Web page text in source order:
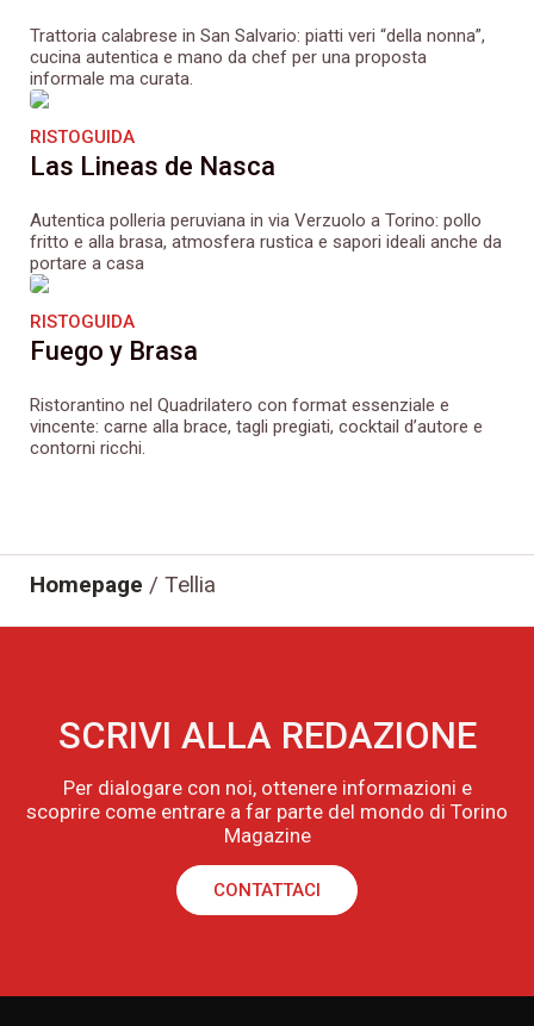
Trattoria calabrese in San Salvario: piatti veri “della nonna”,
cucina autentica e mano da chef per una proposta
informale ma curata.
RISTOGUIDA
Las Lineas de Nasca
Autentica polleria peruviana in via Verzuolo a Torino: pollo
fritto e alla brasa, atmosfera rustica e sapori ideali anche da
portare a casa
RISTOGUIDA
Fuego y Brasa
Ristorantino nel Quadrilatero con format essenziale e
vincente: carne alla brace, tagli pregiati, cocktail d’autore e
contorni ricchi.
Homepage / Tellia
SCRIVI ALLA REDAZIONE
Per dialogare con noi, ottenere informazioni e
scoprire come entrare a far parte del mondo di Torino
Magazine
CONTATTACI